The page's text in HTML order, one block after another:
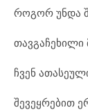
როგორ უნდა
თავგაჩეხილი
ჩვენ ათასეუ
შევეყრებით